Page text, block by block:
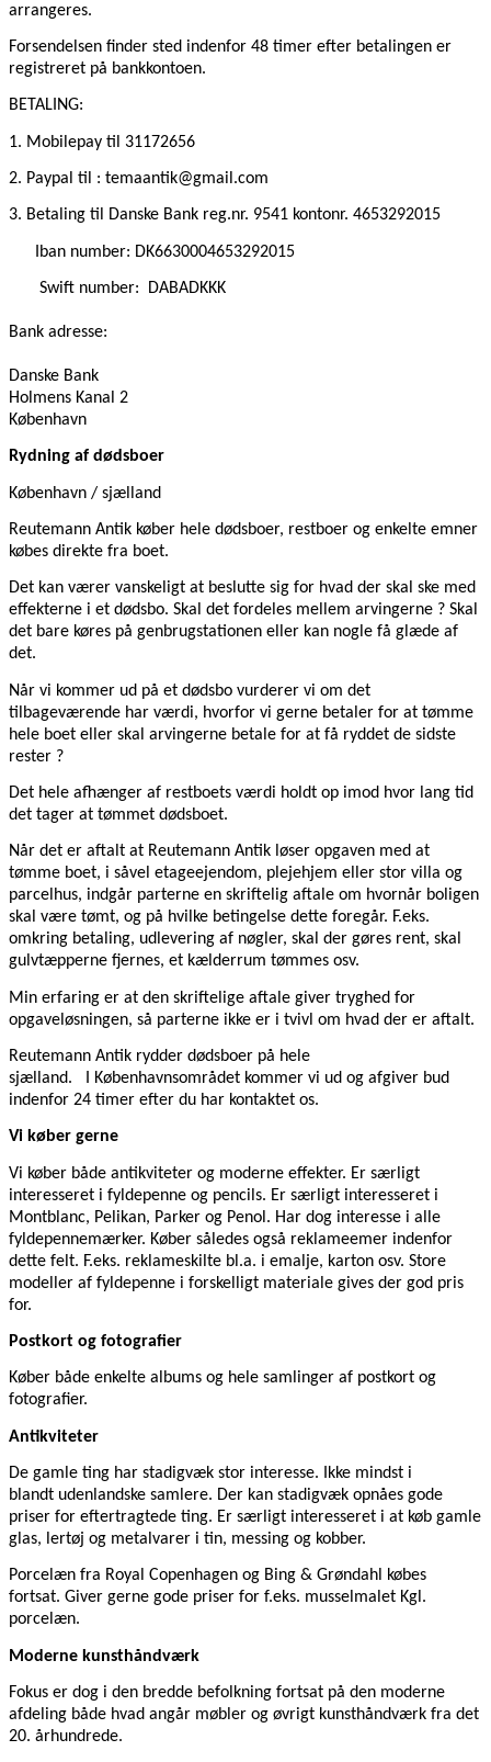
arrangeres.
Forsendelsen finder sted indenfor 48 timer efter betalingen er
registreret på bankkontoen.
BETALING:
1. Mobilepay til 31172656
2. Paypal til : temaantik@gmail.com
3. Betaling til Danske Bank reg.nr. 9541 kontonr. 4653292015
Iban number: DK6630004653292015
Swift number: DABADKKK
Bank adresse:
Danske Bank
Holmens Kanal 2
København
Rydning af dødsboer
København / sjælland
Reutemann Antik køber hele dødsboer, restboer og enkelte emner
købes direkte fra boet.
Det kan værer vanskeligt at beslutte sig for hvad der skal ske med
effekterne i et dødsbo. Skal det fordeles mellem arvingerne ? Skal
det bare køres på genbrugstationen eller kan nogle få glæde af
det.
Når vi kommer ud på et dødsbo vurderer vi om det
tilbageværende har værdi, hvorfor vi gerne betaler for at tømme
hele boet eller skal arvingerne betale for at få ryddet de sidste
rester ?
Det hele afhænger af restboets værdi holdt op imod hvor lang tid
det tager at tømmet dødsboet.
Når det er aftalt at Reutemann Antik løser opgaven med at
tømme boet, i såvel etageejendom, plejehjem eller stor villa og
parcelhus, indgår parterne en skriftelig aftale om hvornår boligen
skal være tømt, og på hvilke betingelse dette foregår. F.eks.
omkring betaling, udlevering af nøgler, skal der gøres rent, skal
gulvtæpperne fjernes, et kælderrum tømmes osv.
Min erfaring er at den skriftelige aftale giver tryghed for
opgaveløsningen, så parterne ikke er i tvivl om hvad der er aftalt.
Reutemann Antik rydder dødsboer på hele
sjælland. I Københavnsområdet kommer vi ud og afgiver bud
indenfor 24 timer efter du har kontaktet os.
Vi køber gerne
Vi køber både antikviteter og moderne effekter. Er særligt
interesseret i fyldepenne og pencils. Er særligt interesseret i
Montblanc, Pelikan, Parker og Penol. Har dog interesse i alle
fyldepennemærker. Køber således også reklameemer indenfor
dette felt. F.eks. reklameskilte bl.a. i emalje, karton osv. Store
modeller af fyldepenne i forskelligt materiale gives der god pris
for.
Postkort og fotografier
Køber både enkelte albums og hele samlinger af postkort og
fotografier.
Antikviteter
De gamle ting har stadigvæk stor interesse. Ikke mindst i
blandt udenlandske samlere. Der kan stadigvæk opnåes gode
priser for eftertragtede ting. Er særligt interesseret i at køb gamle
glas, lertøj og metalvarer i tin, messing og kobber.
Porcelæn fra Royal Copenhagen og Bing & Grøndahl købes
fortsat. Giver gerne gode priser for f.eks. musselmalet Kgl.
porcelæn.
Moderne kunsthåndværk
Fokus er dog i den bredde befolkning fortsat på den moderne
afdeling både hvad angår møbler og øvrigt kunsthåndværk fra det
20. århundrede.